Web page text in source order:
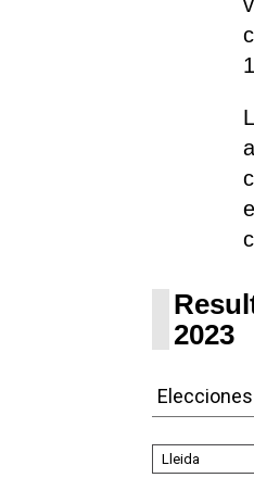
2023
Elecciones